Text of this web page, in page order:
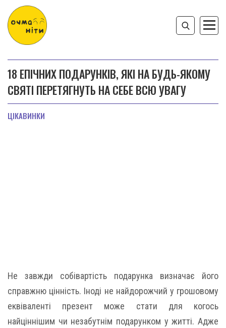
18 ЕПІЧНИХ ПОДАРУНКІВ, ЯКІ НА БУДЬ-ЯКОМУ
СВЯТІ ПЕРЕТЯГНУТЬ НА СЕБЕ ВСЮ УВАГУ
ЦІКАВИНКИ
Не завжди собівартість подарунка визначає його
справжню цінність. Іноді не найдорожчий у грошовому
еквіваленті презент може стати для когось
найціннішим чи незабутнім подарунком у житті. Адже